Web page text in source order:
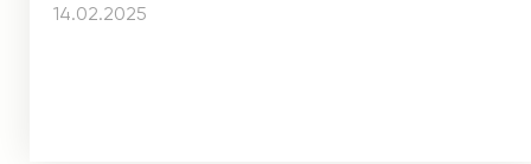
14.02.2025